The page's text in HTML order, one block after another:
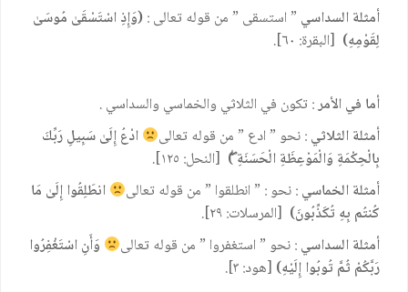
أمثلة السداسي ” استسقى ” من قوله تعالى : (وَإِذِ اسْتَسْقَىٰ مُوسَىٰ
لِقَوْمِهِ) [البقرة: ٦٠].
أما في الأمر: تكون في الثلاثي والخماسي والسداسي .
أمثلة الثلاثي: نحو ” ادع ” من قوله تعالى
ادْعُ إِلَىٰ سَبِيلِ رَبِّكَ
بِالْحِكْمَةِ وَالْمَوْعِظَةِ الْحَسَنَةِ ۖ) [النحل: ١٢٥].
أمثلة الخماسي: نحو : ” انطلقوا ” من قوله تعالى
انطَلِقُوا إِلَىٰ مَا
كُنتُم بِهِ تُكَذِّبُونَ) [المرسلات: ٢٩].
أمثلة السداسي: نحو ” استغفروا ” من قوله تعالى وَأَنِاسْتَغْفِرُوا
رَبَّكُمْ ثُمَّ تُوبُوا إِلَيْهِ) [هود: ٣].